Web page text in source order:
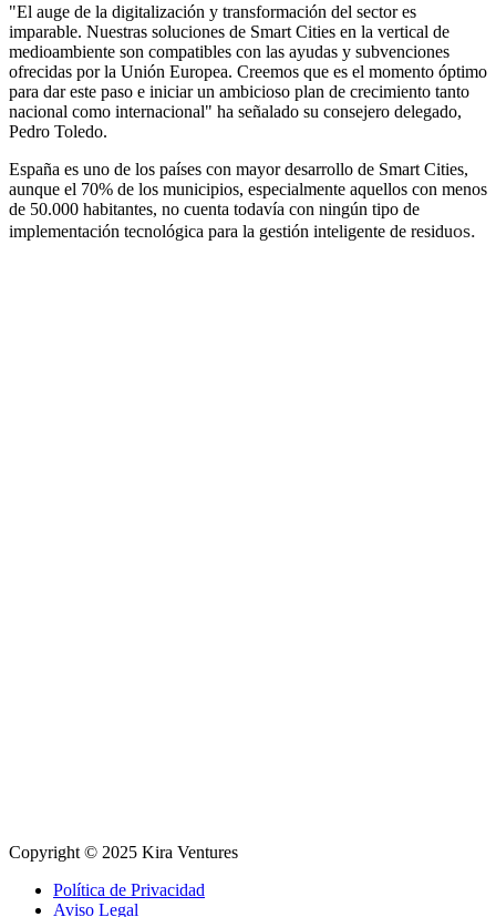
"El auge de la digitalización y transformación del sector es
imparable. Nuestras soluciones de Smart Cities en la vertical de
medioambiente son compatibles con las ayudas y subvenciones
ofrecidas por la Unión Europea. Creemos que es el momento óptimo
para dar este paso e iniciar un ambicioso plan de crecimiento tanto
nacional como internacional" ha señalado su consejero delegado,
Pedro Toledo.
España es uno de los países con mayor desarrollo de Smart Cities,
aunque el 70% de los municipios, especialmente aquellos con menos
de 50.000 habitantes, no cuenta todavía con ningún tipo de
implementación tecnológica para la gestión inteligente de residuos.
Copyright © 2025 Kira Ventures
Política de Privacidad
Aviso Legal